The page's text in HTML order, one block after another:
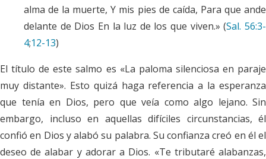
alma de la muerte, Y mis pies de caída, Para que ande
delante de Dios En la luz de los que viven.» (Sal. 56:3-
4;12-13)
El título de este salmo es «La paloma silenciosa en paraje
muy distante». Esto quizá haga referencia a la esperanza
que tenía en Dios, pero que veía como algo lejano. Sin
embargo, incluso en aquellas difíciles circunstancias, él
confió en Dios y alabó su palabra. Su confianza creó en él el
deseo de alabar y adorar a Dios. «Te tributaré alabanzas,